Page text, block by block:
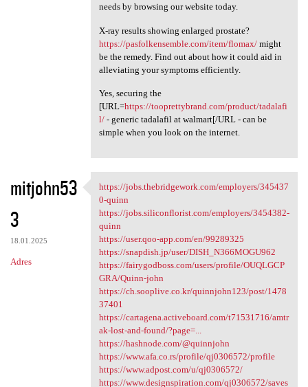
needs by browsing our website today.
X-ray results showing enlarged prostate?
https://pasfolkensemble.com/item/flomax/might
be the remedy. Find out about how it could aid in
alleviating your symptoms efficiently.
Yes, securing the
[URL=https://tooprettybrand.com/product/tadalafi
l/- generic tadalafil at walmart[/URL - can be
simple when you look on the internet.
mitjohn53
3
18.01.2025
Adres
https://jobs.thebridgework
https://jobs.thebridgework.com/employers/345437
0-quinn
https://jobs.siliconflorist.com/employers/3454382-
quinn
https://user.qoo-app.com/en/99289325
https://snapdish.jp/user/DISH_N366MOGU962
https://fairygodboss.com/users/profile/OUQLGCP
GRA/Quinn-john
https://ch.sooplive.co.kr/quinnjohn123/post/1478
37401
https://cartagena.activeboard.com/t71531716/amtr
ak-lost-and-found/?page=...
https://hashnode.com/@quinnjohn
https://www.afa.co.rs/profile/qj0306572/profile
https://www.adpost.com/u/qj0306572/
https://www.designspiration.com/qj0306572/saves